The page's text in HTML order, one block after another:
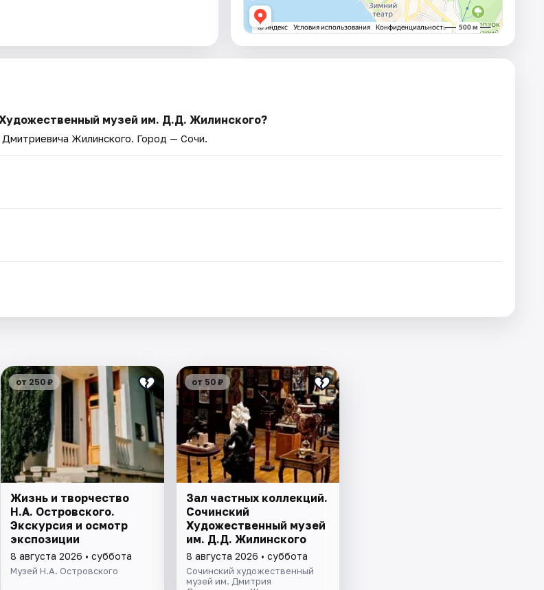
музей им. Д.Д. Жилинского?
Жилинского. Город — Сочи.
от 250 ₽
Жизнь и творчество
Н.А. Островского.
Экскурсия и осмотр
экспозиции
8 августа 2026 • суббота
Музей Н.А. Островского
от 50 ₽
Зал частных коллекций.
Сочинский
Художественный музей
им. Д.Д. Жилинского
8 августа 2026 • суббота
Сочинский художественный
музей им. Дмитрия